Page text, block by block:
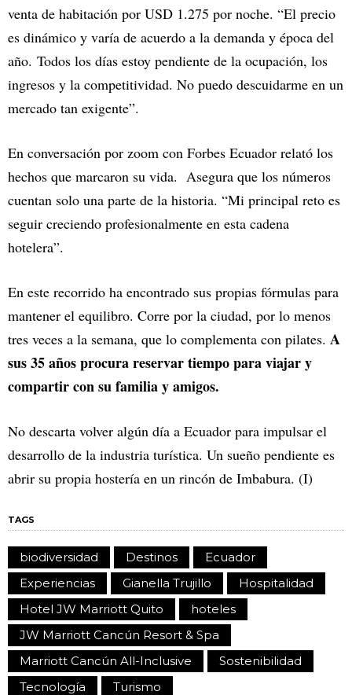
venta de habitación por USD 1.275 por noche. “El precio
es dinámico y varía de acuerdo a la demanda y época del
año. Todos los días estoy pendiente de la ocupación, los
ingresos y la competitividad. No puedo descuidarme en un
mercado tan exigente”.
En conversación por zoom con Forbes Ecuador relató los
hechos que marcaron su vida. Asegura que los números
cuentan solo una parte de la historia. “Mi principal reto es
seguir creciendo profesionalmente en esta cadena
hotelera”.
En este recorrido ha encontrado sus propias fórmulas para
mantener el equilibro. Corre por la ciudad, por lo menos
tres veces a la semana, que lo complementa con pilates. A
sus 35 años procura reservar tiempo para viajar y
compartir con su familia y amigos.
No descarta volver algún día a Ecuador para impulsar el
desarrollo de la industria turística. Un sueño pendiente es
abrir su propia hostería en un rincón de Imbabura. (I)
TAGS
biodiversidad Destinos
Ecuador
Experiencias
Gianella Trujillo
Hospitalidad
Hotel JW Marriott Quito
hoteles
JW Marriott Cancún Resort & Spa
Marriott Cancún All-Inclusive
Sostenibilidad
Tecnología
Turismo